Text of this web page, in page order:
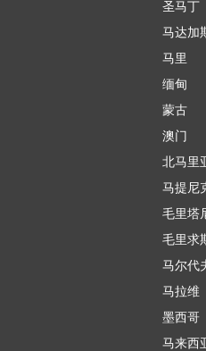
圣马丁
马达加
马里
缅甸
蒙古
澳门
北马里
马提尼
毛里塔
毛里求
马尔代
马拉维
墨西哥
马来西